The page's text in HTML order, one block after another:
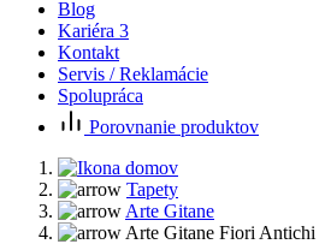
Blog
Kariéra 3
Kontakt
Servis / Reklamácie
Spolupráca
Porovnanie produktov
Tapety
Arte Gitane
Arte Gitane Fiori Antichi